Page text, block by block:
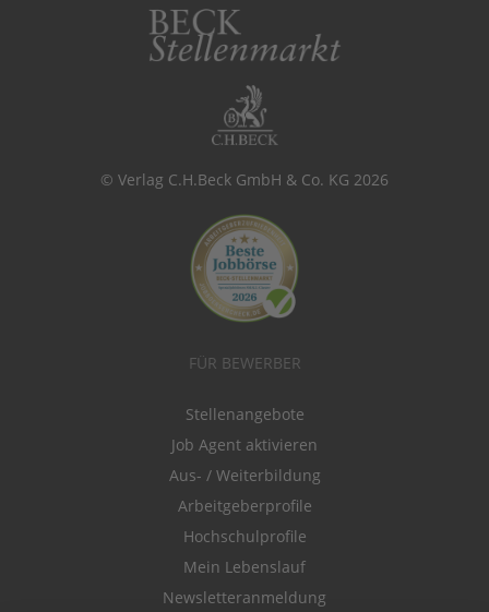
© Verlag C.H.Beck GmbH & Co. KG 2026
FÜR BEWERBER
Stellenangebote
Job Agent aktivieren
Aus- / Weiterbildung
Arbeitgeberprofile
Hochschulprofile
Mein Lebenslauf
Newsletteranmeldung